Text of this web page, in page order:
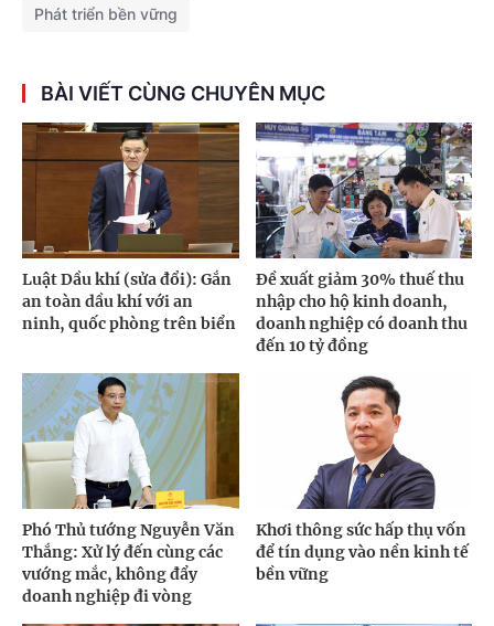
Phát triển bền vững
BÀI VIẾT CÙNG CHUYÊN MỤC
Luật Dầu khí (sửa đổi): Gắn
an toàn dầu khí với an
ninh, quốc phòng trên biển
Đề xuất giảm 30% thuế thu
nhập cho hộ kinh doanh,
doanh nghiệp có doanh thu
đến 10 tỷ đồng
Phó Thủ tướng Nguyễn Văn
Thắng: Xử lý đến cùng các
vướng mắc, không đẩy
doanh nghiệp đi vòng
Khơi thông sức hấp thụ vốn
để tín dụng vào nền kinh tế
bền vững